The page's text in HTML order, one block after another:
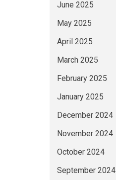
June 2025
May 2025
April 2025
March 2025
February 2025
January 2025
December 2024
November 2024
October 2024
September 2024